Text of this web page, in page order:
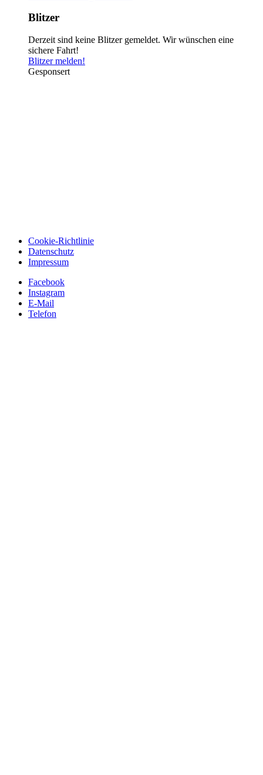
Blitzer
Derzeit sind keine Blitzer gemeldet. Wir wünschen eine
sichere Fahrt!
Blitzer melden!
Gesponsert
Cookie-Richtlinie
Datenschutz
Impressum
Facebook
Instagram
E-Mail
Telefon